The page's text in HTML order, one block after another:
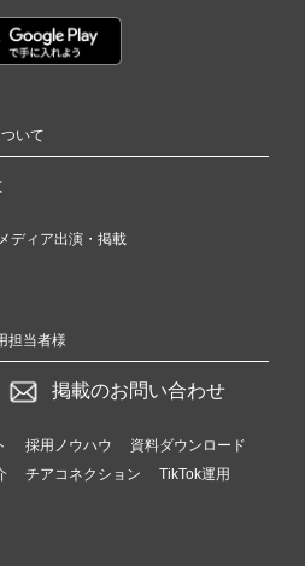
いて
メディア出演・掲載
担当者様
掲載のお問い合わせ
採用ノウハウ
資料ダウンロード
チアコネクション
TikTok運用